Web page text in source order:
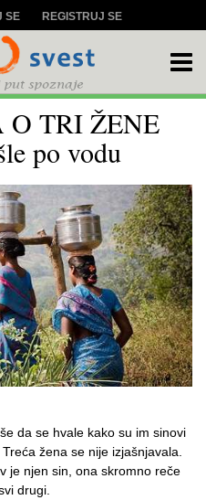
SE REGISTRUJ SE
O TRI ŽENE
po vodu
da se hvale kako su im sinovi
žena se nije izjašnjavala.
je njen sin, ona skromno reče
drugi.